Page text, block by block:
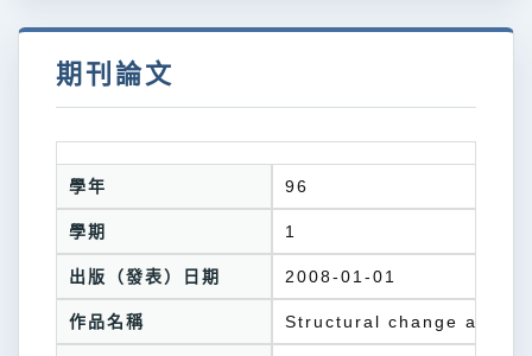
期刊論文
學年 96
學期 1
出版（發表）日期 2008-01-01
作品名稱 Structural change and